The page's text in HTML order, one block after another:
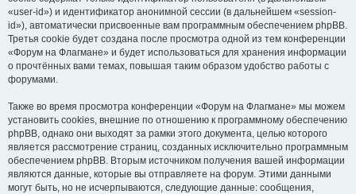
«user-id») и идентификатор анонимной сессии (в дальнейшем «session-
id»), автоматически присвоенные вам программным обеспечением phpBB.
Третья cookie будет создана после просмотра одной из тем конференции
«Форум на Флагмане» и будет использоваться для хранения информации
о прочтённых вами темах, повышая таким образом удобство работы с
форумами.
Также во время просмотра конференции «Форум на Флагмане» мы можем
установить cookies, внешние по отношению к программному обеспечению
phpBB, однако они выходят за рамки этого документа, целью которого
является рассмотрение страниц, созданных исключительно программным
обеспечением phpBB. Вторым источником получения вашей информации
являются данные, которые вы отправляете на форум. Этими данными
могут быть, но не исчерпываются, следующие данные: сообщения,